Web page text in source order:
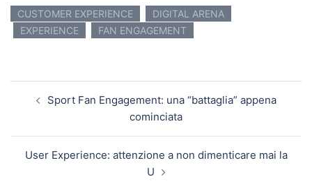
CUSTOMER EXPERIENCE
DIGITAL ARENA
EXPERIENCE
FAN ENGAGEMENT
Sport Fan Engagement: una “battaglia” appena
cominciata
User Experience: attenzione a non dimenticare mai la
U